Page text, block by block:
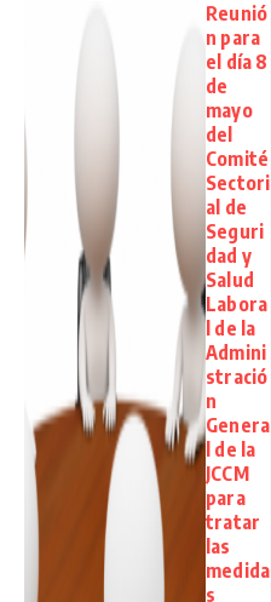
Reunió
n para
el día 8
de
mayo
del
Comité
Sectori
al de
Seguri
dad y
Salud
Labora
l de la
Admini
stració
n
Genera
l de la
JCCM
para
tratar
las
medida
s